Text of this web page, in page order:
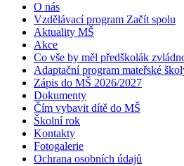
O nás
Vzdělávací program Začít spolu
Aktuality MŠ
Akce
Co vše by měl předškolák
Adaptační program mateřské
Zápis do MŠ 2026/2027
Dokumenty
Čím vybavit dítě do MŠ
Školní rok
Kontakty
Fotogalerie
Ochrana osobních údajů